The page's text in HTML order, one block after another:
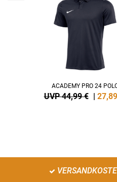
ACADEMY PRO 24
UVP 44,99 € 27,89